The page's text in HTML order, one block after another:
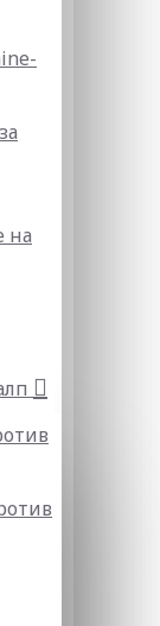
на